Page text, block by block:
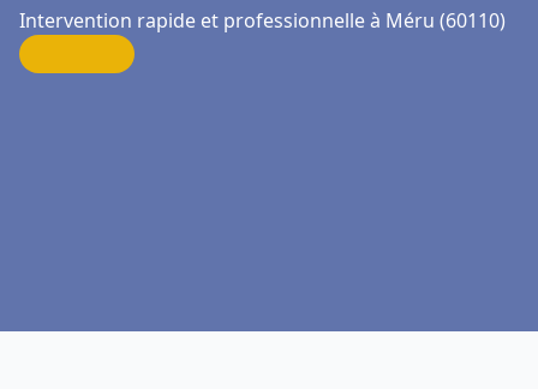
Intervention rapide et professionnelle à Méru (60110)